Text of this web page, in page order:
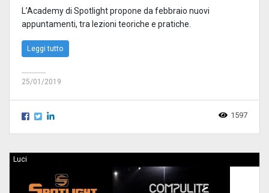
L’Academy di Spotlight propone da febbraio nuovi
appuntamenti, tra lezioni teoriche e pratiche.
Leggi tutto
25/01/2019
1597
Luci